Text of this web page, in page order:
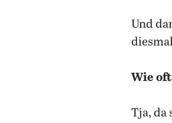
Und
Wie
Tja, da